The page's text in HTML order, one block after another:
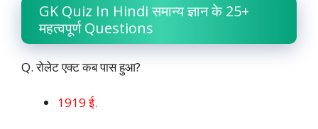
GK Quiz In Hindi समान्य ज्ञान के 25+
महत्वपूर्ण Questions
Q. रोलेट एक्ट कब पास हुआ?
1919 ई.